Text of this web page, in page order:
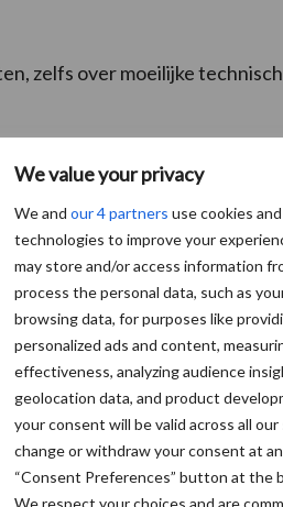
We value your privacy
We and our 4 partners use cookies
technologies to improve your
may store and/or access information
process the personal data, such as
browsing data, for purposes like
personalized ads and content,
effectiveness, analyzing audience
geolocation data, and product
your consent will be valid across all our
change or withdraw your consent at
“Consent Preferences” button at the
We respect your choices and are
zelfs over moeilijke
het Nederlands
Frans, eventueel noties van